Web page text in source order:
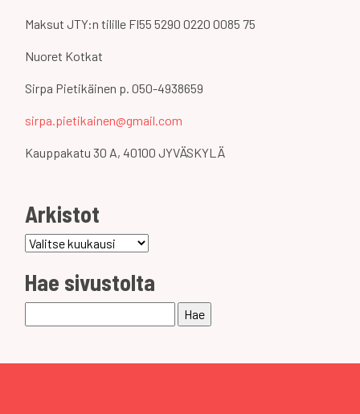
Maksut JTY:n tilille FI55 5290 0220 0085 75
Nuoret Kotkat
Sirpa Pietikäinen p. 050-4938659
sirpa.pietikainen@gmail.com
Kauppakatu 30 A, 40100 JYVÄSKYLÄ
Arkistot
Arkistot
Hae sivustolta